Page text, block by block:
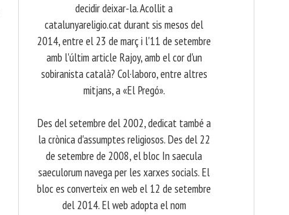
decidir deixar-la. Acollit a
catalunyareligio.cat durant sis mesos del
2014, entre el 23 de març i l'11 de setembre
amb l'últim article Rajoy, amb el cor d'un
sobiranista català? Col·laboro, entre altres
mitjans, a «El Pregó».
​ Des del setembre del 2002, dedicat també a
la crònica d'assumptes religiosos. Des del 22
de setembre de 2008, el bloc In saecula
saeculorum navega per les xarxes socials. El
bloc es converteix en web el 12 de setembre
del 2014. El web adopta el nom